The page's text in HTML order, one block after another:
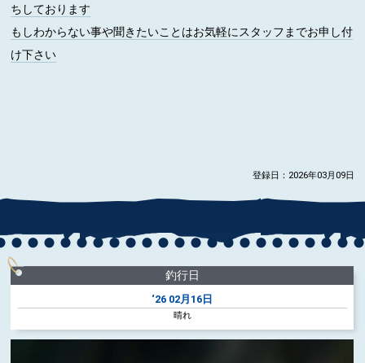
ちしております
もしわからない事や聞きたいことはお気軽にスタッフまでお申し付
け下さい
登録日：2026年03月09日
釣行日
‘26 02月16日
晴れ